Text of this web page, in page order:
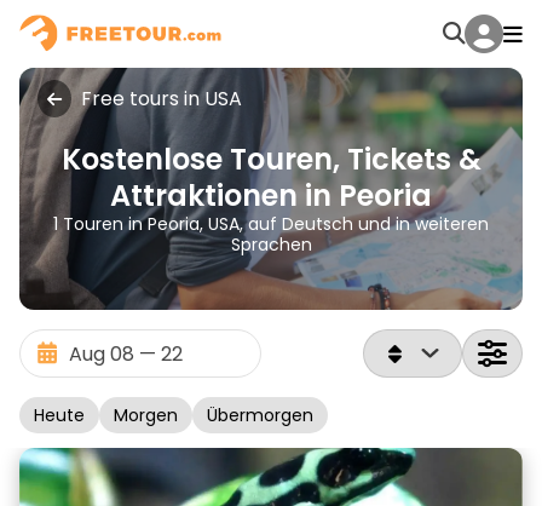
Free tours in USA
Kostenlose Touren, Tickets &
Attraktionen in Peoria
1 Touren in Peoria, USA, auf Deutsch und in weiteren
Sprachen
Heute Morgen Übermorgen